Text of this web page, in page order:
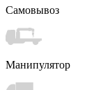
Самовывоз
Манипулятор